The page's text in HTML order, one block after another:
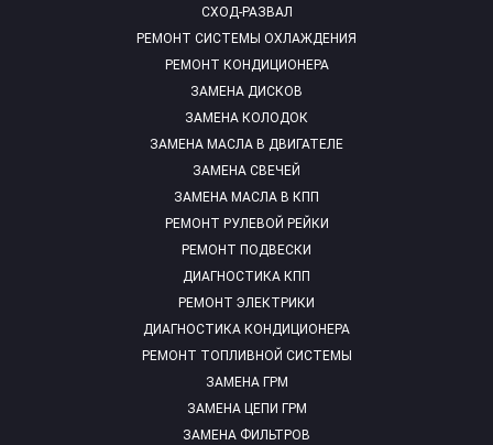
СХОД-РАЗВАЛ
РЕМОНТ СИСТЕМЫ ОХЛАЖДЕНИЯ
РЕМОНТ КОНДИЦИОНЕРА
ЗАМЕНА ДИСКОВ
ЗАМЕНА КОЛОДОК
ЗАМЕНА МАСЛА В ДВИГАТЕЛЕ
ЗАМЕНА СВЕЧЕЙ
ЗАМЕНА МАСЛА В КПП
РЕМОНТ РУЛЕВОЙ РЕЙКИ
РЕМОНТ ПОДВЕСКИ
ДИАГНОСТИКА КПП
РЕМОНТ ЭЛЕКТРИКИ
ДИАГНОСТИКА КОНДИЦИОНЕРА
РЕМОНТ ТОПЛИВНОЙ СИСТЕМЫ
ЗАМЕНА ГРМ
ЗАМЕНА ЦЕПИ ГРМ
ЗАМЕНА ФИЛЬТРОВ